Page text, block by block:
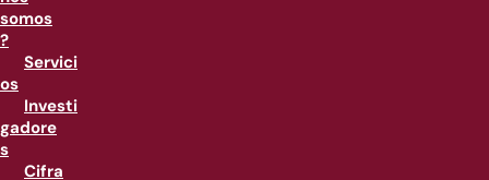
somos
?
Servici
os
Investi
gadore
s
Cifra